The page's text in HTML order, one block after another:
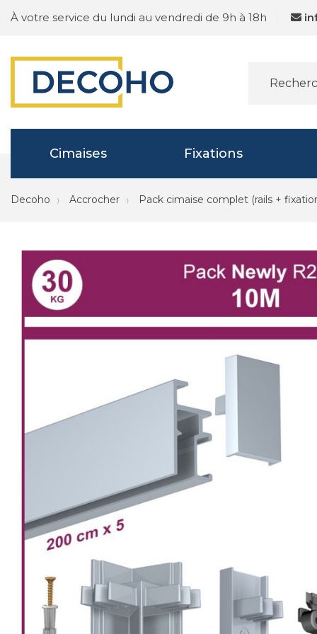
À votre service du lundi au vendredi de 9h à 18h
Cimaises Fixations
Decoho Accrocher Pack cimaise complet (rails +